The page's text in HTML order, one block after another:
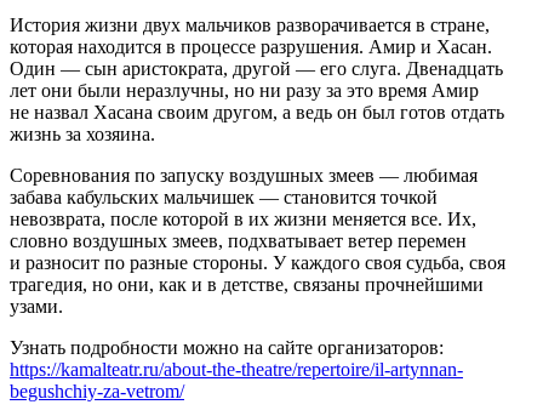
История жизни двух мальчиков разворачивается в стране,
которая находится в процессе разрушения. Амир и Хасан.
Один — сын аристократа, другой — его слуга. Двенадцать
лет они были неразлучны, но ни разу за это время Амир
не назвал Хасана своим другом, а ведь он был готов отдать
жизнь за хозяина.
Соревнования по запуску воздушных змеев — любимая
забава кабульских мальчишек — становится точкой
невозврата, после которой в их жизни меняется все. Их,
словно воздушных змеев, подхватывает ветер перемен
и разносит по разные стороны. У каждого своя судьба, своя
трагедия, но они, как и в детстве, связаны прочнейшими
узами.
Узнать подробности можно на сайте организаторов:
https://kamalteatr.ru/about-the-theatre/repertoire/il-artynnan-
begushchiy-za-vetrom/